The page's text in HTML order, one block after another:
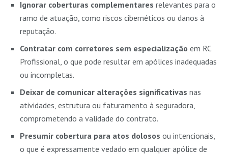
Ignorar coberturas complementares relevantes para o
ramo de atuação, como riscos cibernéticos ou danos à
reputação.
Contratar com corretores sem especialização em RC
Profissional, o que pode resultar em apólices inadequadas
ou incompletas.
Deixar de comunicar alterações significativas nas
atividades, estrutura ou faturamento à seguradora,
comprometendo a validade do contrato.
Presumir cobertura para atos dolosos ou intencionais,
o que é expressamente vedado em qualquer apólice de